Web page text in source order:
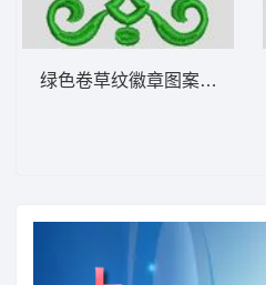
绿色卷草纹徽章图案 植物花型